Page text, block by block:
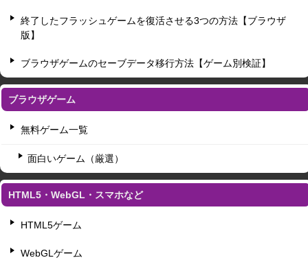
終了したフラッシュゲームを復活させる3つの方法【ブラウザ
版】
ブラウザゲームのセーブデータ移行方法【ゲーム別検証】
ブラウザゲーム
無料ゲーム一覧
面白いゲーム（厳選）
HTML5・WebGL・スマホなど
HTML5ゲーム
WebGLゲーム